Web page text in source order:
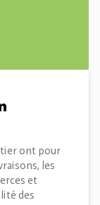
ont pour
les
et
des